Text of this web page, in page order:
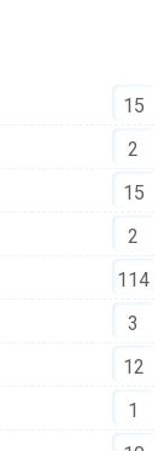
15
2
15
2
114
3
12
1